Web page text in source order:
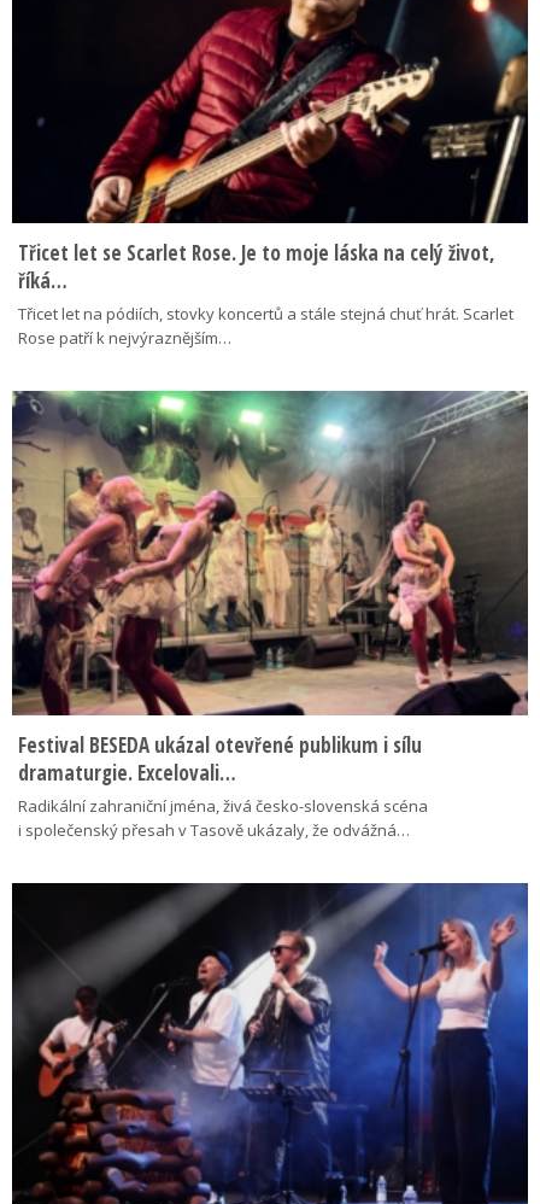
Třicet let se Scarlet Rose. Je to moje láska na celý život,
říká…
Třicet let na pódiích, stovky koncertů a stále stejná chuť hrát. Scarlet
Rose patří k nejvýraznějším…
Festival BESEDA ukázal otevřené publikum i sílu
dramaturgie. Excelovali…
Radikální zahraniční jména, živá česko-slovenská scéna
i společenský přesah v Tasově ukázaly, že odvážná…